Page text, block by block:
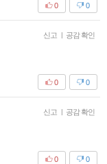
0
0
신고 | 공감 확인
0
0
신고 | 공감 확인
0
0